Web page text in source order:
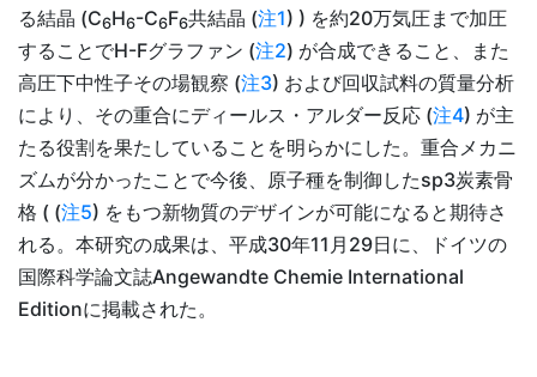
る結晶 (C6H6-C6F6共結晶 (注1) ) を約20万気圧まで加圧
することでH-Fグラファン (注2) が合成できること、また
高圧下中性子その場観察 (注3) および回収試料の質量分析
により、その重合にディールス・アルダー反応 (注4) が主
たる役割を果たしていることを明らかにした。重合メカニ
ズムが分かったことで今後、原子種を制御したsp3炭素骨
格 ( (注5) をもつ新物質のデザインが可能になると期待さ
れる。本研究の成果は、平成30年11月29日に、ドイツの
国際科学論文誌Angewandte Chemie International
Editionに掲載された。